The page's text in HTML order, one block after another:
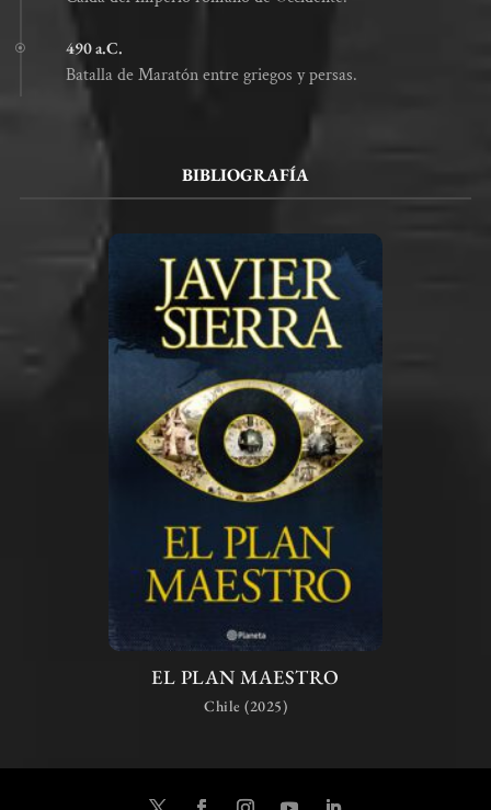
490 a.C.
Batalla de Maratón entre griegos y persas.
BIBLIOGRAFÍA
EL PLAN MAESTRO
Chile (2025)